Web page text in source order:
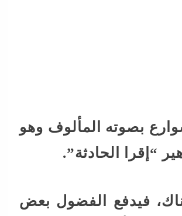
ماذا بعد القبض على “صاحبة
الفيديوهات المسيئة”؟
جنون المتوسط الغامض: موجة
غرق وإغلاق شواطئ وحرائق
بصوته المألوف وهو
“إقرا الحادثة”.
فيدفع الفضول بعض